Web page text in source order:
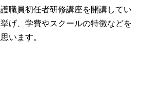
職員初任者研修講座を開講してい
げ、学費やスクールの特徴などを
います。